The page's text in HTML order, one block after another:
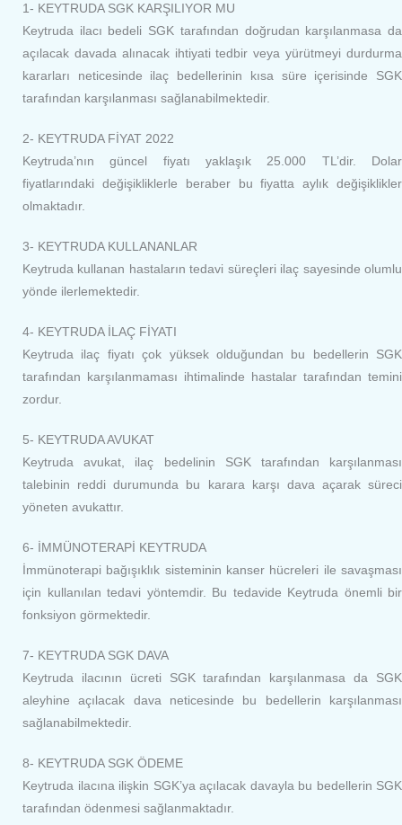
1- KEYTRUDA SGK KARŞILIYOR MU
Keytruda ilacı bedeli SGK tarafından doğrudan karşılanmasa da
açılacak davada alınacak ihtiyati tedbir veya yürütmeyi durdurma
kararları neticesinde ilaç bedellerinin kısa süre içerisinde SGK
tarafından karşılanması sağlanabilmektedir.
2- KEYTRUDA FİYAT 2022
Keytruda’nın güncel fiyatı yaklaşık 25.000 TL’dir. Dolar
fiyatlarındaki değişikliklerle beraber bu fiyatta aylık değişiklikler
olmaktadır.
3- KEYTRUDA KULLANANLAR
Keytruda kullanan hastaların tedavi süreçleri ilaç sayesinde olumlu
yönde ilerlemektedir.
4- KEYTRUDA İLAÇ FİYATI
Keytruda ilaç fiyatı çok yüksek olduğundan bu bedellerin SGK
tarafından karşılanmaması ihtimalinde hastalar tarafından temini
zordur.
5- KEYTRUDA AVUKAT
Keytruda avukat, ilaç bedelinin SGK tarafından karşılanması
talebinin reddi durumunda bu karara karşı dava açarak süreci
yöneten avukattır.
6- İMMÜNOTERAPİ KEYTRUDA
İmmünoterapi bağışıklık sisteminin kanser hücreleri ile savaşması
için kullanılan tedavi yöntemdir. Bu tedavide Keytruda önemli bir
fonksiyon görmektedir.
7- KEYTRUDA SGK DAVA
Keytruda ilacının ücreti SGK tarafından karşılanmasa da SGK
aleyhine açılacak dava neticesinde bu bedellerin karşılanması
sağlanabilmektedir.
8- KEYTRUDA SGK ÖDEME
Keytruda ilacına ilişkin SGK’ya açılacak davayla bu bedellerin SGK
tarafından ödenmesi sağlanmaktadır.